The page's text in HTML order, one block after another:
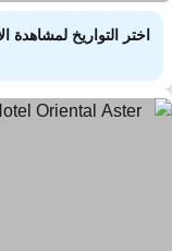
اختر التواريخ لمشاهدة